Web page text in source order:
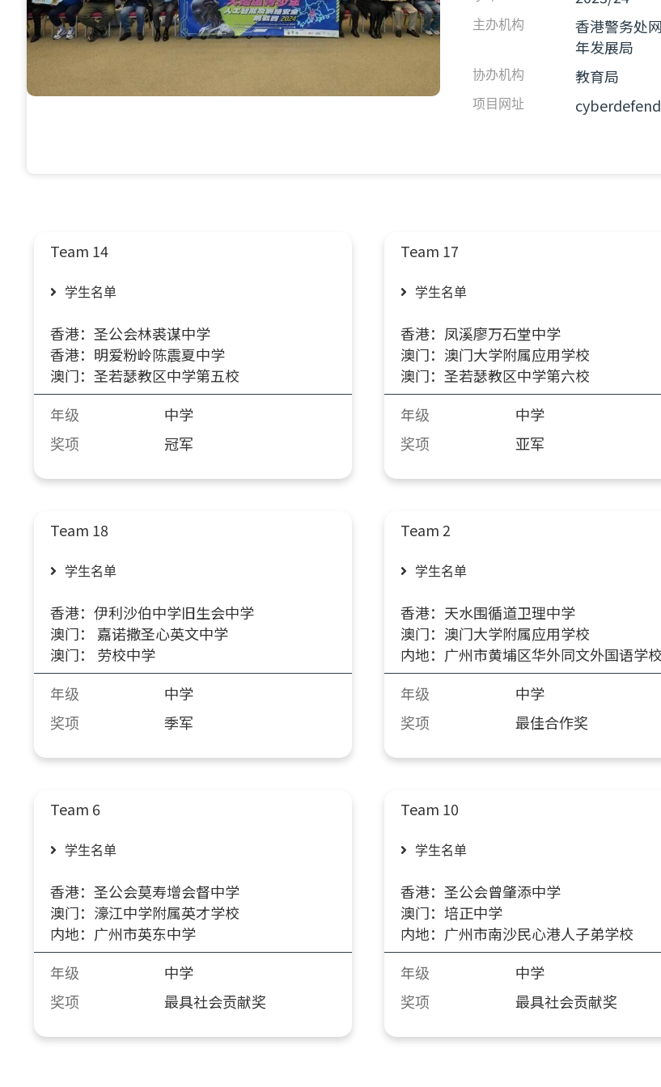
主办机构
香港警务处
年发展局
协办机构​ 教育局
项目网址
Team 14
学生名单
香港：圣公会林裘谋中学
香港：明爱粉岭陈震夏中学
澳门：圣若瑟教区中学第五校
年级
中学
奖项
冠军
Team 17
学生名单
香港：凤溪廖万石堂中学
澳门：澳门大学附属应用学校
澳门：圣若瑟教区中学第六校
年级
中学
奖项
亚军
Team 18
学生名单
香港：伊利沙伯中学旧生会中学
澳门： 嘉诺撒圣心英文中学
澳门： 劳校中学
年级
中学
奖项
季军
Team 2
学生名单
香港：天水围循道卫理中学
澳门：澳门大学附属应用学校
内地：广州市黄埔区华外同文外国语学校
年级
中学
奖项
最佳合作奖
Team 6
学生名单
香港：圣公会莫寿增会督中学
澳门：濠江中学附属英才学校
内地：广州市英东中学
年级
中学
奖项
最具社会贡献奖
Team 10
学生名单
香港：圣公会曾肇添中学
澳门：培正中学
内地：广州市南沙民心港人子弟学校
年级
中学
奖项
最具社会贡献奖